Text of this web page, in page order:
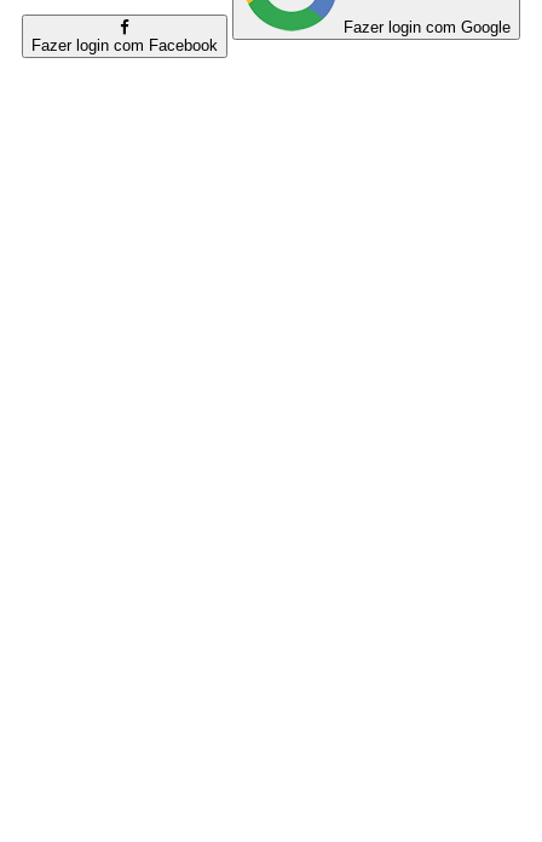
Fazer login com Facebook
Fazer login com Google